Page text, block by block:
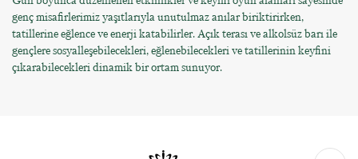
genç misafirlerimiz yaşıtlarıyla unutulmaz anılar biriktirirken,
tatillerine eğlence ve enerji katabilirler. Açık terası ve alkolsüz barı ile
gençlere sosyalleşebilecekleri, eğlenebilecekleri ve tatillerinin keyfini
çıkarabilecekleri dinamik bir ortam sunuyor.